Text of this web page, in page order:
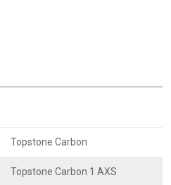
Topstone Carbon
Topstone Carbon 1 AXS